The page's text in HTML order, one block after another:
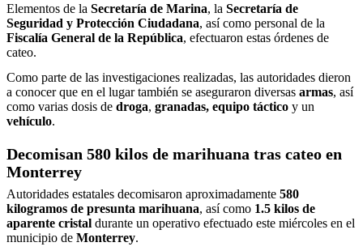
Elementos de la Secretaría de Marina, la Secretaría de
Seguridad y Protección Ciudadana, así como personal de la
Fiscalía General de la República, efectuaron estas órdenes de
cateo.
Como parte de las investigaciones realizadas, las autoridades dieron
a conocer que en el lugar también se aseguraron diversas armas, así
como varias dosis de droga, granadas, equipo táctico y un
vehículo.
Decomisan 580 kilos de marihuana tras cateo en
Monterrey
Autoridades estatales decomisaron aproximadamente 580
kilogramos de presunta marihuana, así como 1.5 kilos de
aparente cristal durante un operativo efectuado este miércoles en el
municipio de Monterrey.